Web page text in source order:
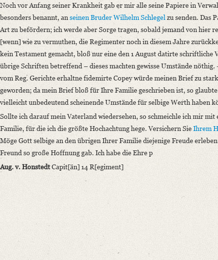
Noch vor Anfang seiner Krankheit gab er mir alle seine Papiere in
besonders benannt, anseinen Bruder Wilhelm Schlegelzu senden. Das
Art zu befördern; ich werde aber Sorge tragen, sobald jemand von hier
[wenn] wie zu vermuthen, die Regimenter noch in diesem Jahre
kein Testament gemacht, bloß nur eine den 1 August datirte schriftliche
übrige Schriften betreffend – dieses machten gewisse Umstände
vom Reg. Gerichte erhaltne fidemirte Copey würde meinen Brief zu
geworden; da mein Brief bloß für Ihre Familie geschrieben ist, so
vielleicht unbedeutend scheinende Umstände für selbige Werth haben
Sollte ich darauf mein Vaterland wiedersehen, so schmeichle ich mir
Familie, für die ich die größte Hochachtung hege. Versichern SieIhrem
Möge Gott selbige an den übrigen Ihrer Familie diejenige Freude
Freund so große Hoffnung gab. Ich habe die Ehre p
Aug. v. HonstedtCapit[än] 14 R[egiment]